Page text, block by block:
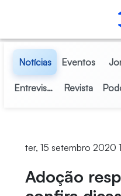
Pular para o Conteúdo
Notícias Eventos
Entrevistas Revista
ter, 15 setembro 2020
Adoção